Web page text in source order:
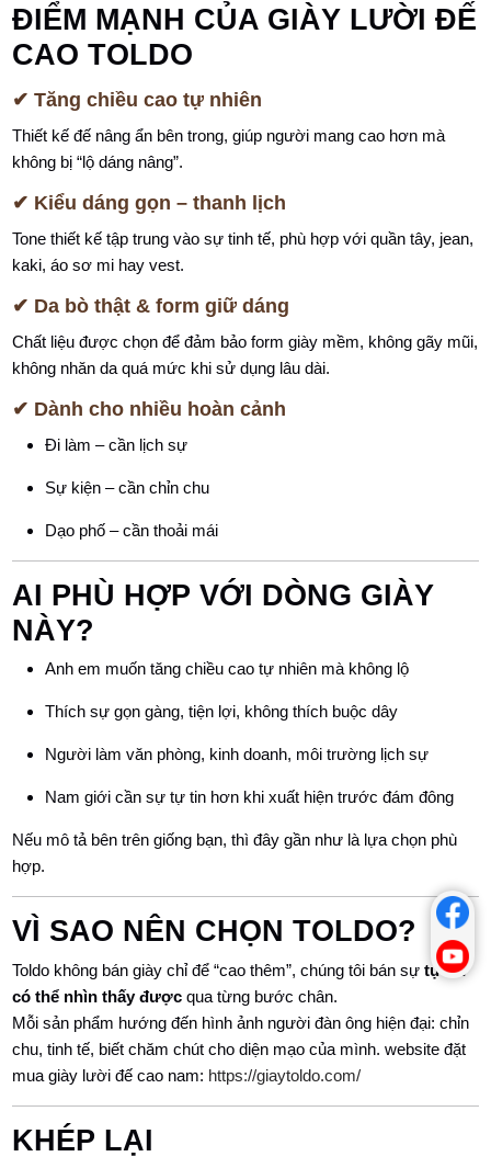
ĐIỂM MẠNH CỦA GIÀY LƯỜI ĐẾ
CAO TOLDO
✔ Tăng chiều cao tự nhiên
Thiết kế đế nâng ẩn bên trong, giúp người mang cao hơn mà
không bị “lộ dáng nâng”.
✔ Kiểu dáng gọn – thanh lịch
Tone thiết kế tập trung vào sự tinh tế, phù hợp với quần tây, jean,
kaki, áo sơ mi hay vest.
✔ Da bò thật & form giữ dáng
Chất liệu được chọn để đảm bảo form giày mềm, không gãy mũi,
không nhăn da quá mức khi sử dụng lâu dài.
✔ Dành cho nhiều hoàn cảnh
Đi làm – cần lịch sự
Sự kiện – cần chỉn chu
Dạo phố – cần thoải mái
AI PHÙ HỢP VỚI DÒNG GIÀY
NÀY?
Anh em muốn tăng chiều cao tự nhiên mà không lộ
Thích sự gọn gàng, tiện lợi, không thích buộc dây
Người làm văn phòng, kinh doanh, môi trường lịch sự
Nam giới cần sự tự tin hơn khi xuất hiện trước đám đông
Nếu mô tả bên trên giống bạn, thì đây gần như là lựa chọn phù
hợp.
VÌ SAO NÊN CHỌN TOLDO?
Toldo không bán giày chỉ để “cao thêm”, chúng tôi bán sựtự tin
có thể nhìn thấy được qua từng bước chân.
Mỗi sản phẩm hướng đến hình ảnh người đàn ông hiện đại: chỉn
chu, tinh tế, biết chăm chút cho diện mạo của mình. website đặt
mua giày lười đế cao nam: https://giaytoldo.com/
KHÉP LẠI